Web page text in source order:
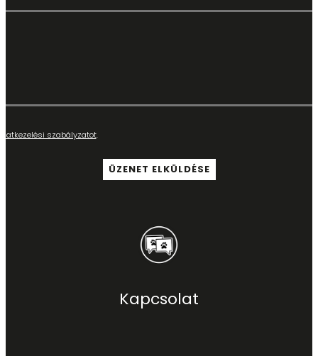
szabályzatot.
Kapcsolat